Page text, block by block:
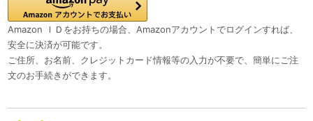
Amazon ＩＤをお持ちの場合、Amazonアカウントでログインすれば、
安全に決済が可能です。
ご住所、お名前、クレジットカード情報等の入力が不要で、簡単にご注
文のお手続きができます。